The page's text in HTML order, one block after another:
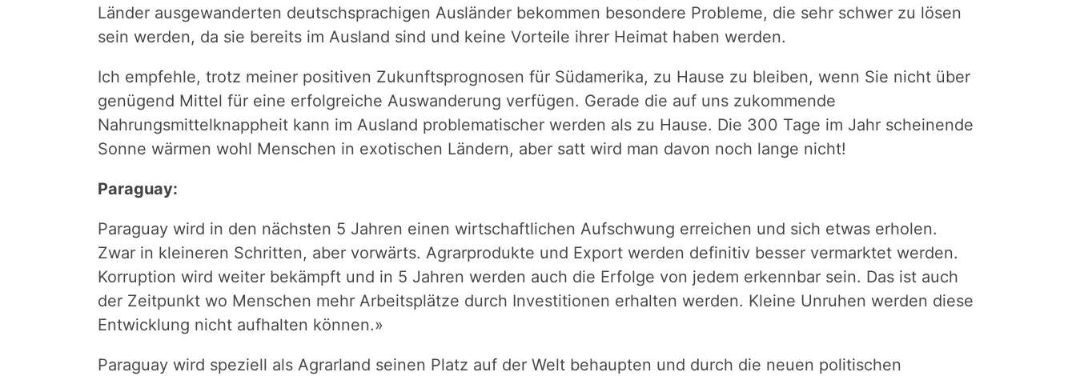
Länder ausgewanderten deutschsprachigen Ausländer bekommen besondere Probleme, die sehr schwer zu lösen
sein werden, da sie bereits im Ausland sind und keine Vorteile ihrer Heimat haben werden.
Ich empfehle, trotz meiner positiven Zukunftsprognosen für Südamerika, zu Hause zu bleiben, wenn Sie nicht über
genügend Mittel für eine erfolgreiche Auswanderung verfügen. Gerade die auf uns zukommende
Nahrungsmittelknappheit kann im Ausland problematischer werden als zu Hause. Die 300 Tage im Jahr scheinende
Sonne wärmen wohl Menschen in exotischen Ländern, aber satt wird man davon noch lange nicht!
Paraguay:
Paraguay wird in den nächsten 5 Jahren einen wirtschaftlichen Aufschwung erreichen und sich etwas erholen.
Zwar in kleineren Schritten, aber vorwärts. Agrarprodukte und Export werden definitiv besser vermarktet werden.
Korruption wird weiter bekämpft und in 5 Jahren werden auch die Erfolge von jedem erkennbar sein. Das ist auch
der Zeitpunkt wo Menschen mehr Arbeitsplätze durch Investitionen erhalten werden. Kleine Unruhen werden diese
Entwicklung nicht aufhalten können.»
Paraguay wird speziell als Agrarland seinen Platz auf der Welt behaupten und durch die neuen politischen